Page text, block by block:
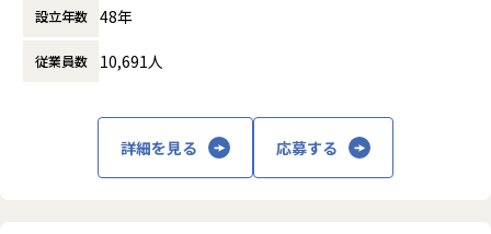
ITシステムと異なり、OT環境では稼働停止が大きな影響を及
る必要があります。また、長年運用されているレガシーシス
【業務内容】
び、エンジニアの多様なはたらき方を追求
題の解決を図ってまいります。
計・開発・実験におけるモデルベース開発
（MBD）等を提供しており、IT領域において
は情報通信、IT/インターネット、EC分野を
設立年数 48年
従業員数 10,691人
詳細を見る 応募する